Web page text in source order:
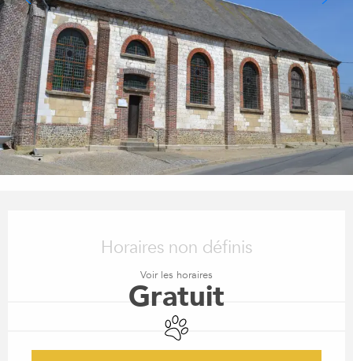
Horaires non définis
Voir les horaires
Gratuit
Animaux acceptés